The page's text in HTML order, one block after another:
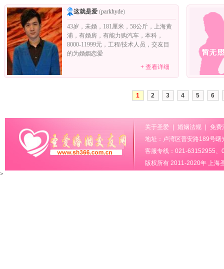
这就是爱(parkhyde)
43岁，未婚，181厘米，58公斤，上海黄
浦，有婚房，有能力购汽车，本科，
8000-11999元，工程/技术人员，交友目
的为婚姻恋爱
+ 查看详细
1 2 3 4 5 6
关于圣爱 婚姻法规
免费
地址：卢湾区普安路189号
客服专线：021-63152955
版权所有 2011-2020年 上海
>